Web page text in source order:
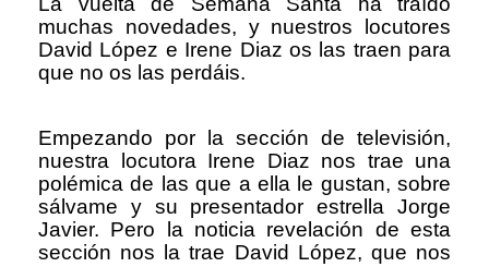
muchas novedades, y nuestros locutores
David López e Irene Diaz os las traen para
que no os las perdáis.
Empezando por la sección de televisión,
nuestra locutora Irene Diaz nos trae una
polémica de las que a ella le gustan, sobre
sálvame y su presentador estrella Jorge
Javier. Pero la noticia revelación de esta
sección nos la trae David López, que nos